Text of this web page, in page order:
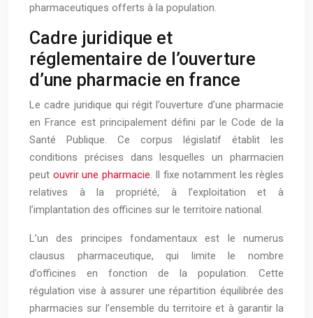
pharmaceutiques offerts à la population.
Cadre juridique et
réglementaire de l’ouverture
d’une pharmacie en france
Le cadre juridique qui régit l’ouverture d’une pharmacie
en France est principalement défini par le Code de la
Santé Publique. Ce corpus législatif établit les
conditions précises dans lesquelles un pharmacien
peut ouvrir une pharmacie . Il fixe notamment les règles
relatives à la propriété, à l’exploitation et à
l’implantation des officines sur le territoire national.
L’un des principes fondamentaux est le numerus
clausus pharmaceutique, qui limite le nombre
d’officines en fonction de la population. Cette
régulation vise à assurer une répartition équilibrée des
pharmacies sur l’ensemble du territoire et à garantir la